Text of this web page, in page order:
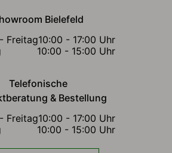
Bielefeld
Freitag10:00 - 17:00 Uhr
10:00 - 15:00 Uhr
Telefonische
& Bestellung
Freitag10:00 - 17:00 Uhr
10:00 - 15:00 Uhr